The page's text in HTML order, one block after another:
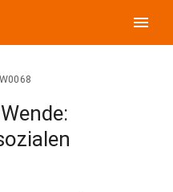
menu